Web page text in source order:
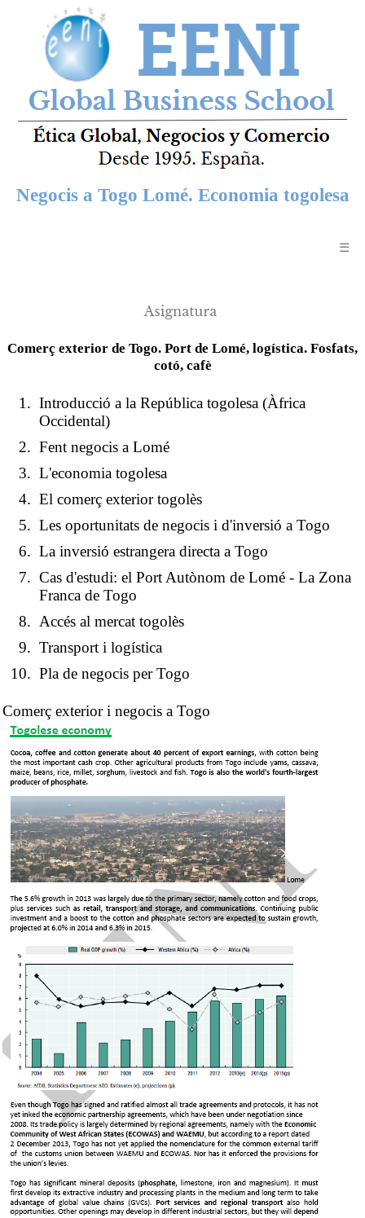
Negocis a Togo Lomé. Economia togolesa
☰
Comerç exterior de Togo. Port de Lomé, logística. Fosfats,
cotó, cafè
Introducció a la República togolesa (Àfrica
Occidental)
Fent negocis a Lomé
L'economia togolesa
El comerç exterior togolès
Les oportunitats de negocis i d'inversió a Togo
La inversió estrangera directa a Togo
Cas d'estudi: el Port Autònom de Lomé - La Zona
Franca de Togo
Accés al mercat togolès
Transport i logística
Pla de negocis per Togo
Comerç exterior i negocis a Togo